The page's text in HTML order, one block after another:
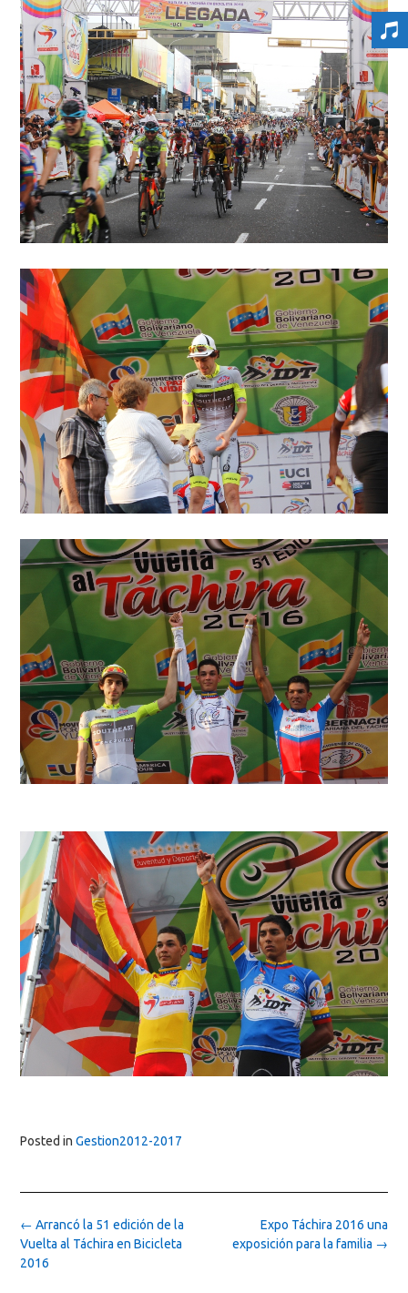
Posted in Gestion2012-2017
Post
navigation
Expo Táchira 2016 una
exposición para la familia →
← Arrancó la 51 edición de la
Vuelta al Táchira en Bicicleta
2016